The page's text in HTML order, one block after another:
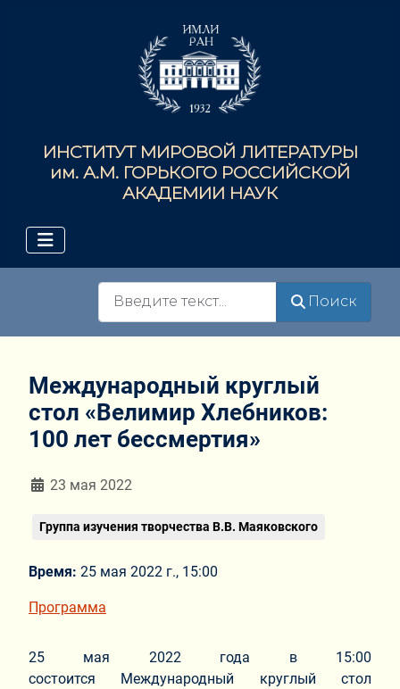
ИНСТИТУТ МИРОВОЙ ЛИТЕРАТУРЫ
им. А.М. ГОРЬКОГО РОССИЙСКОЙ
АКАДЕМИИ НАУК
Поиск
Международный круглый
стол «Велимир Хлебников:
100 лет бессмертия»
Информация о материале
23 мая 2022
Группа изучения творчества В.В. Маяковского
Время: 25 мая 2022 г., 15:00
Программа
25 мая 2022 года в 15:00
состоится Международный круглый стол